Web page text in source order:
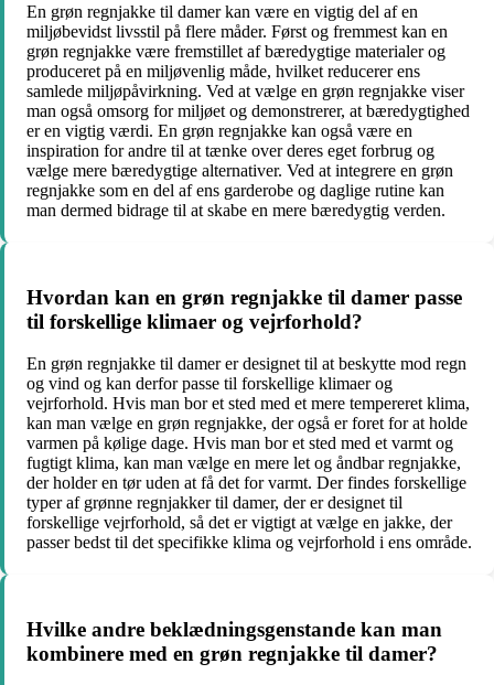
En grøn regnjakke til damer kan være en vigtig del af en
miljøbevidst livsstil på flere måder. Først og fremmest kan en
grøn regnjakke være fremstillet af bæredygtige materialer og
produceret på en miljøvenlig måde, hvilket reducerer ens
samlede miljøpåvirkning. Ved at vælge en grøn regnjakke viser
man også omsorg for miljøet og demonstrerer, at bæredygtighed
er en vigtig værdi. En grøn regnjakke kan også være en
inspiration for andre til at tænke over deres eget forbrug og
vælge mere bæredygtige alternativer. Ved at integrere en grøn
regnjakke som en del af ens garderobe og daglige rutine kan
man dermed bidrage til at skabe en mere bæredygtig verden.
Hvordan kan en grøn regnjakke til damer passe
til forskellige klimaer og vejrforhold?
En grøn regnjakke til damer er designet til at beskytte mod regn
og vind og kan derfor passe til forskellige klimaer og
vejrforhold. Hvis man bor et sted med et mere tempereret klima,
kan man vælge en grøn regnjakke, der også er foret for at holde
varmen på kølige dage. Hvis man bor et sted med et varmt og
fugtigt klima, kan man vælge en mere let og åndbar regnjakke,
der holder en tør uden at få det for varmt. Der findes forskellige
typer af grønne regnjakker til damer, der er designet til
forskellige vejrforhold, så det er vigtigt at vælge en jakke, der
passer bedst til det specifikke klima og vejrforhold i ens område.
Hvilke andre beklædningsgenstande kan man
kombinere med en grøn regnjakke til damer?